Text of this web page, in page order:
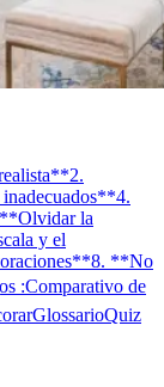
2.
4.
la
y el
8. **No
:Comparativo de
GlossarioQuiz